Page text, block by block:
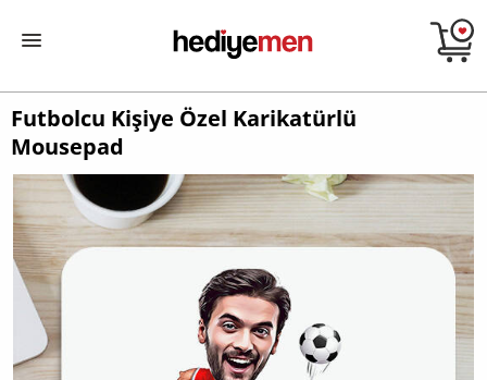
Futbolcu Kişiye Özel Karikatürlü
Mousepad